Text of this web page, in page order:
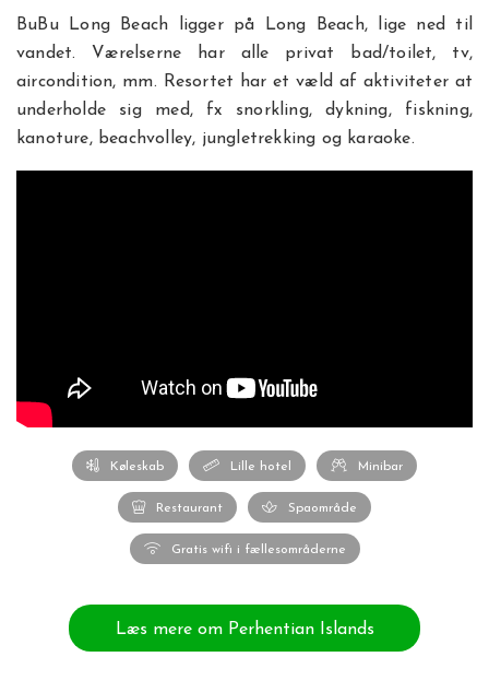
BuBu Long Beach ligger på Long Beach, lige ned til
vandet. Værelserne har alle privat bad/toilet, tv,
aircondition, mm. Resortet har et væld af aktiviteter at
underholde sig med, fx snorkling, dykning, fiskning,
kanoture, beachvolley, jungletrekking og karaoke.
Køleskab Lille hotel Minibar
Restaurant Spaområde
Gratis wifi i fællesområderne
Læs mere om Perhentian Islands